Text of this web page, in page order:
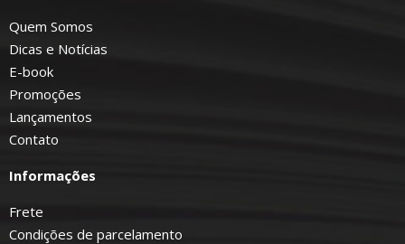
Quem Somos
Dicas e Notícias
E-book
Promoções
Lançamentos
Contato
Informações
Frete
Condições de parcelamento